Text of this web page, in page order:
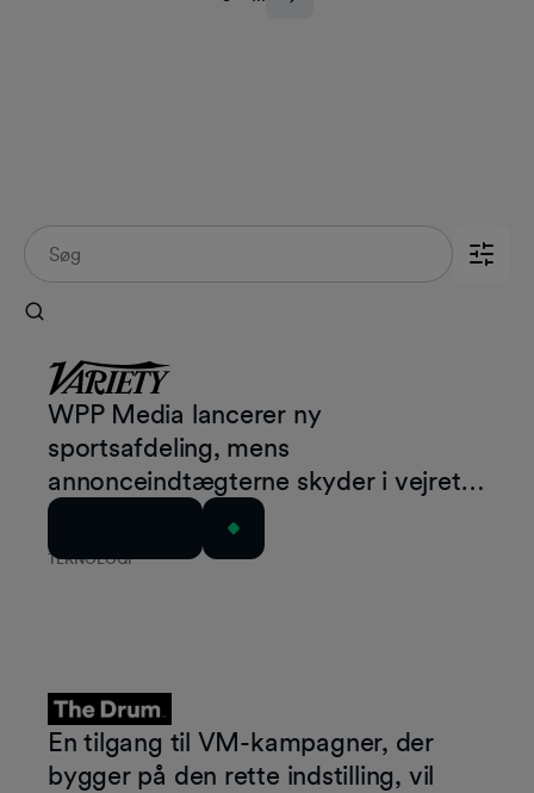
TEKNOLOGI
WPP Media lancerer ny
sportsafdeling, mens
annonceindtægterne skyder i vejret i
forbindelse med store kampe
En tilgang til VM-kampagner, der
bygger på den rette indstilling, vil